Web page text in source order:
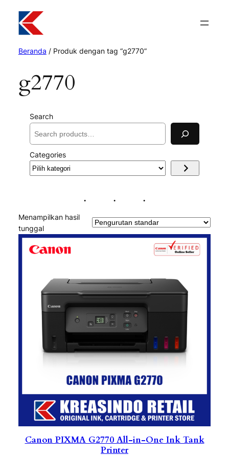
Beranda / Produk dengan tag “g2770”
g2770
Search
Categories
Pilih
Menampilkan hasil
tunggal
Canon PIXMA G2770 All-in-One Ink Tank
Printer